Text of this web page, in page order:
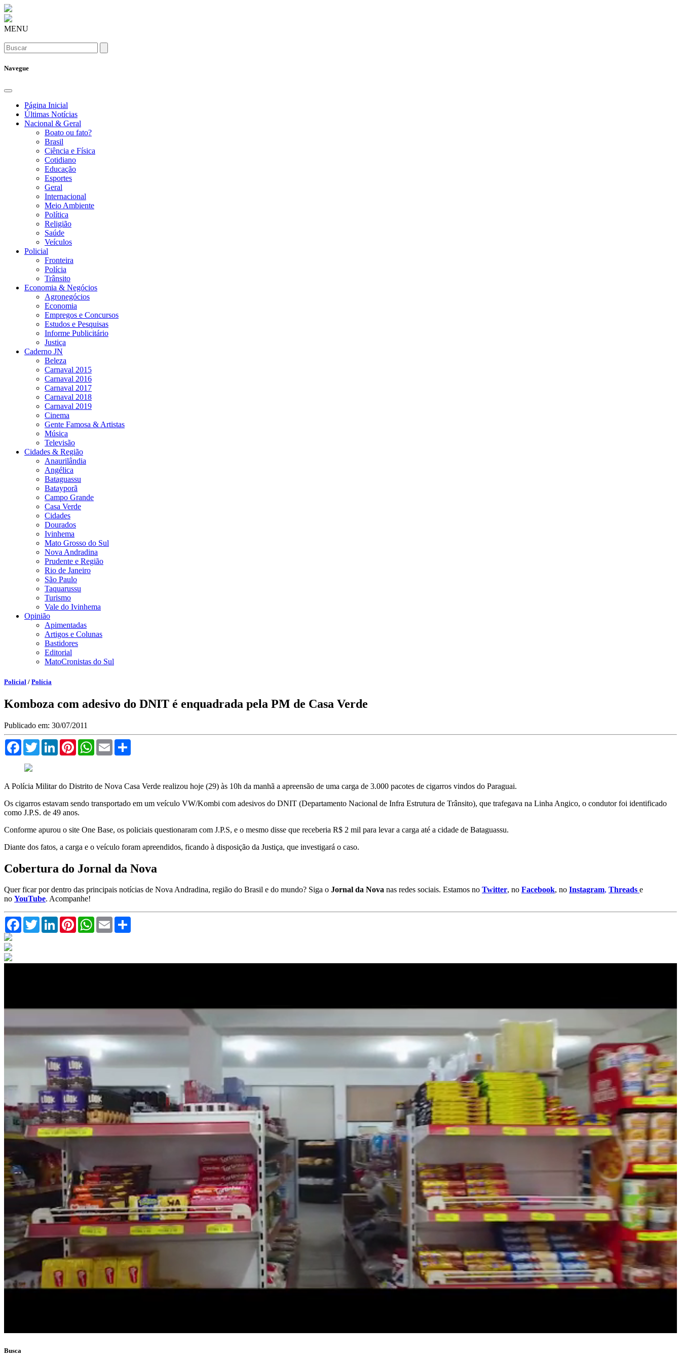
MENU
Navegue
Página Inicial
Últimas Notícias
Nacional & Geral
Boato ou fato?
Brasil
Ciência e Física
Cotidiano
Educação
Esportes
Geral
Internacional
Meio Ambiente
Política
Religião
Saúde
Veículos
Policial
Fronteira
Polícia
Trânsito
Economia & Negócios
Agronegócios
Economia
Empregos e Concursos
Estudos e Pesquisas
Informe Publicitário
Justiça
Caderno JN
Beleza
Carnaval 2015
Carnaval 2016
Carnaval 2017
Carnaval 2018
Carnaval 2019
Cinema
Gente Famosa & Artistas
Música
Televisão
Cidades & Região
Anaurilândia
Angélica
Bataguassu
Batayporã
Campo Grande
Casa Verde
Cidades
Dourados
Ivinhema
Mato Grosso do Sul
Nova Andradina
Prudente e Região
Rio de Janeiro
São Paulo
Taquarussu
Turismo
Vale do Ivinhema
Opinião
Apimentadas
Artigos e Colunas
Bastidores
Editorial
MatoCronistas do Sul
Policial / Polícia
Komboza com adesivo do DNIT é enquadrada pela PM de Casa Verde
Publicado em: 30/07/2011
FacebookTwitterLinkedInPinterestWhatsApp
Email
A Polícia Militar do Distrito de Nova Casa Verde realizou hoje (29) às 10h da manhã a apreensão de uma carga de 3.000 pacotes de cigarros vindos do Paraguai.
Os cigarros estavam sendo transportado em um veículo VW/Kombi com adesivos do DNIT (Departamento Nacional de Infra Estrutura de Trânsito), que trafegava na Linha Angico, o condutor foi identificado
como J.P.S. de 49 anos.
Conforme apurou o site One Base, os policiais questionaram com J.P.S, e o mesmo disse que receberia R$ 2 mil para levar a carga até a cidade de Bataguassu.
Diante dos fatos, a carga e o veículo foram apreendidos, ficando à disposição da Justiça, que investigará o caso.
Cobertura do Jornal da Nova
Quer ficar por dentro das principais notícias de Nova Andradina, região do Brasil e do mundo? Siga o Jornal da Nova nas redes sociais. Estamos no Twitter, no Facebook, no Instagram, Threads e
no YouTube. Acompanhe!
FacebookTwitterLinkedInPinterestWhatsApp
Email
Busca